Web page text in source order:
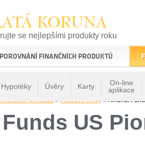
KORUNA
se nejlepšími produkty roku
tradice a kvality na finančním trhu
POROVNÁNÍ FINANČNÍCH PRODUKTŮ
Hypotéky Úvěry Karty
On-line
aplikace
produktů » Podílové fondy » Amundi
US